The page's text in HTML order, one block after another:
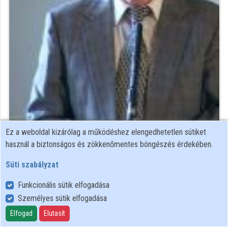
Intézmények
Közreműködők
Közreműködő felvételei
Névjegyek
Névjegy
Magyar Tudományos Akadémia
Ez a weboldal kizárólag a működéshez elengedhetetlen sütiket
használ a biztonságos és zökkenőmentes böngészés érdekében.
Süti szabályzat
Funkcionális sütik elfogadása
Személyes sütik elfogadása
Elfogad Elutasít